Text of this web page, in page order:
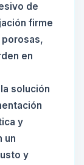
de
firme
en
solución
y
un
y